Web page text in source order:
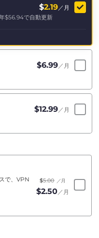
$2.19 ／月
$56.94で自動更新
$6.99 ／月
$12.99 ／月
で、VPN
$5.00 ／月
$2.50 ／月